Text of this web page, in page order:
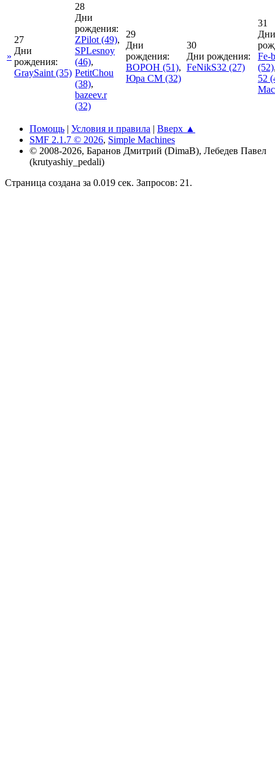
»
27
Дни
рождения:
GraySaint (35)
28
Дни
рождения:
ZPilot (49),
SPLesnoy
(46),
PetitChou
(38),
bazeev.r
(32)
29
Дни
рождения:
BOPOH (51),
Юра СМ (32)
30
Дни рождения:
FeNikS32 (27)
31
Дни
Fe-
(52)
52
Помощь | Условия и правила | Вверх ▲
SMF 2.1.7 © 2026, Simple Machines
© 2008-2026, Баранов Дмитрий (DimaB), Лебедев Павел
(krutyashiy_pedali)
Страница создана за 0.019 сек. Запросов: 21.